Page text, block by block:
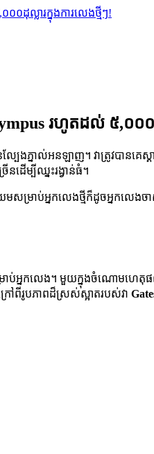
ដុល្លារ​ក្នុង​ការ​លេង​ថ្មី​ៗ​!
រហូត​ដល់​ ៥,០០០​ដុ
ងភ្នាល់អនឡាញ។ វាត្រូវបានគេស្
ដើម្បីឈ្នះរង្វាន់ធំ។
និយមសម្រាប់អ្នកលេងថ្មីក៏ដូចអ្ន
នកលេង។ មួយក្នុងចំណោមហេតុផលដ
ៅពីរូបភាពដ៏ស្រស់ស្អាតរបស់វា